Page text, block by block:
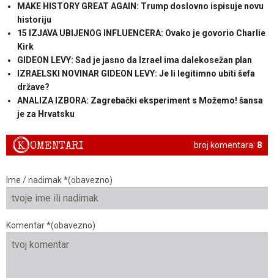
MAKE HISTORY GREAT AGAIN: Trump doslovno ispisuje novu
historiju
15 IZJAVA UBIJENOG INFLUENCERA: Ovako je govorio Charlie
Kirk
GIDEON LEVY: Sad je jasno da Izrael ima dalekosežan plan
IZRAELSKI NOVINAR GIDEON LEVY: Je li legitimno ubiti šefa
države?
ANALIZA IZBORA: Zagrebački eksperiment s Možemo! šansa
je za Hrvatsku
broj komentara: 8
KOMENTARI
Ime / nadimak *(obavezno)
Komentar *(obavezno)